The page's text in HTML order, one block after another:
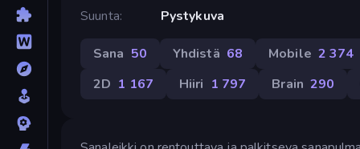
Suunta
Pystykuva
Sana 50 Yhdistä 68 Mobile 2 374
2D 1 167 Hiiri 1 797 Brain 290